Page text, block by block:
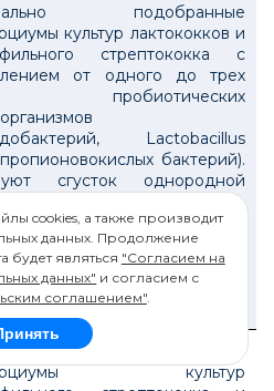
подобранные
культур лактококков и
стрептококка с
от одного до трех
пробиотических
Lactobacillus
бактерий).
сгусток однородной
консистенции.
получение продукта
кисломолочным вкусом и
Рекомендуются для
биопродуктов
«Биолюкс» и др.).
подобранные
культур
cookies, а также производит
данных. Продолжение
будет являться "Согласием на
данных" и согласием с
соглашением".